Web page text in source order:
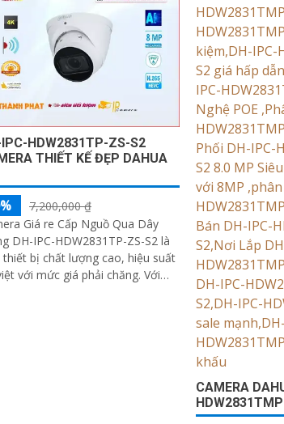
HDW2831TP-ZS-S2
THIẾT KẾ ĐẸP DAHUA
7,200,000 ₫
Giá re Cấp Nguồ Qua Dây
DH-IPC-HDW2831TP-ZS-S2 là
bị chất lượng cao, hiệu suất
với mức giá phải chăng. Với
CAMERA